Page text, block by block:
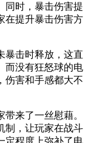
同时，暴击伤害提
在提升暴击伤害方
暴击时释放，这直
而没有狂怒球的电
伤害和手感都大不
来了一丝慰藉。
制，让玩家在战斗
定程度上弥补了电